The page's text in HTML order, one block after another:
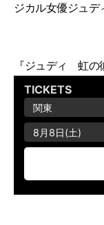
ジカル女優ジュ
『ジュディ 虹の